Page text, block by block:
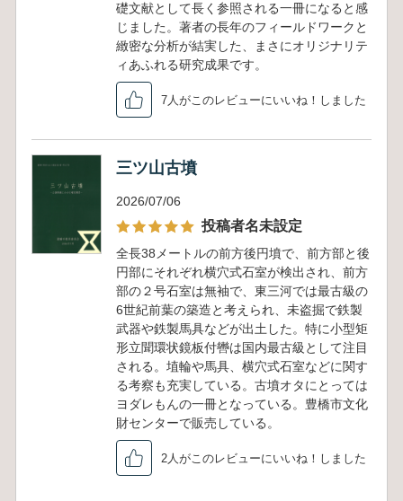
礎文献として長く参照される一冊になると感
じました。著者の長年のフィールドワークと
緻密な分析が結実した、まさにオリジナリテ
ィあふれる研究成果です。
7人がこのレビューにいいね！しました
三ツ山古墳
2026/07/06
投稿者名未設定
全長38メートルの前方後円墳で、前方部と後
円部にそれぞれ横穴式石室が検出され、前方
部の２号石室は無袖で、東三河では最古級の
6世紀前葉の築造と考えられ、未盗掘で鉄製
武器や鉄製馬具などが出土した。特に小型矩
形立聞環状鏡板付轡は国内最古級として注目
される。埴輪や馬具、横穴式石室などに関す
る考察も充実している。古墳オタにとっては
ヨダレもんの一冊となっている。豊橋市文化
財センターで販売している。
2人がこのレビューにいいね！しました